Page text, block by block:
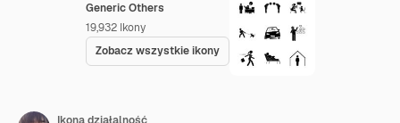
Generic Others
19,932 Ikony
Zobacz wszystkie ikony